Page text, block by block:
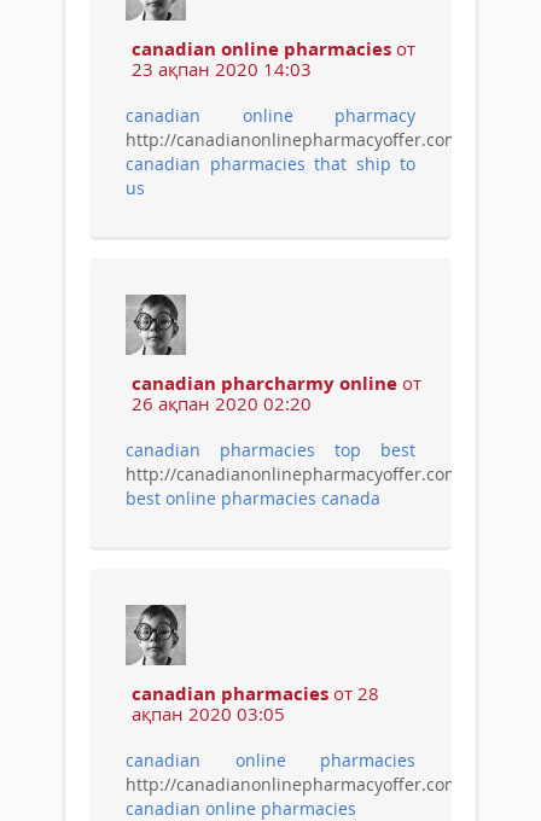
canadian online pharmacies от
23 ақпан 2020 14:03
canadian online pharmacy
http://canadianonlinepharmacyoffer.com/
canadian pharmacies that ship to
us
canadian pharcharmy online от
26 ақпан 2020 02:20
canadian pharmacies top best
http://canadianonlinepharmacyoffer.com/
best online pharmacies canada
canadian pharmacies от 28
ақпан 2020 03:05
canadian online pharmacies
http://canadianonlinepharmacyoffer.com/
canadian online pharmacies